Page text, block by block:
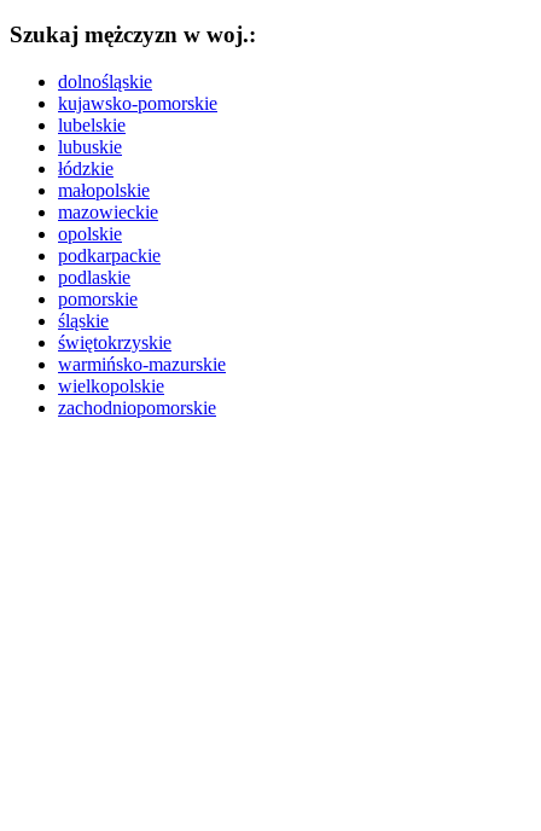
Szukaj mężczyzn w woj.:
dolnośląskie
kujawsko-pomorskie
lubelskie
lubuskie
łódzkie
małopolskie
mazowieckie
opolskie
podkarpackie
podlaskie
pomorskie
śląskie
świętokrzyskie
warmińsko-mazurskie
wielkopolskie
zachodniopomorskie